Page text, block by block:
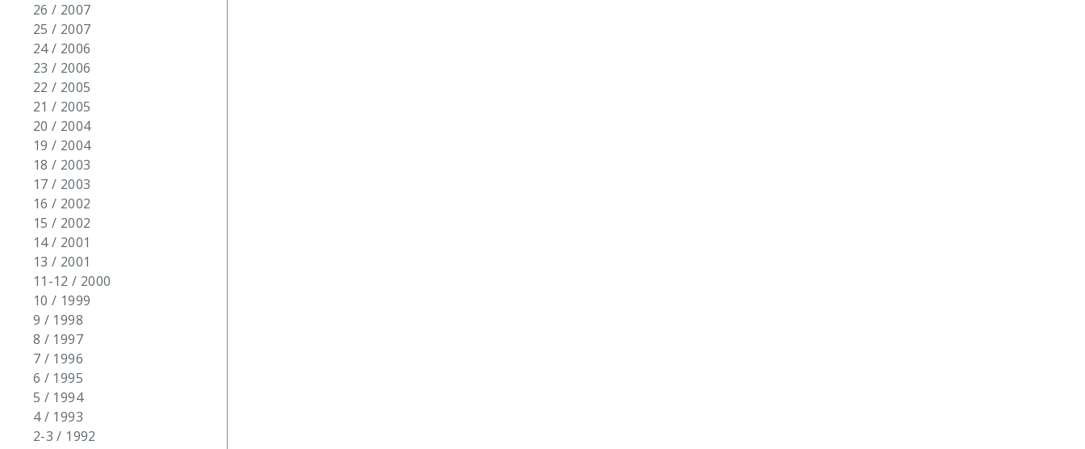
26 / 2007
25 / 2007
24 / 2006
23 / 2006
22 / 2005
21 / 2005
20 / 2004
19 / 2004
18 / 2003
17 / 2003
16 / 2002
15 / 2002
14 / 2001
13 / 2001
11-12 / 2000
10 / 1999
9 / 1998
8 / 1997
7 / 1996
6 / 1995
5 / 1994
4 / 1993
2-3 / 1992